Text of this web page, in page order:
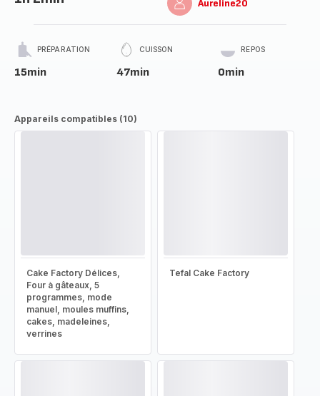
Aureline20
PRÉPARATION
15min
CUISSON
47min
REPOS
0min
Appareils compatibles (10)
Cake Factory Délices,
Four à gâteaux, 5
programmes, mode
manuel, moules muffins,
cakes, madeleines,
verrines
Tefal Cake Factory